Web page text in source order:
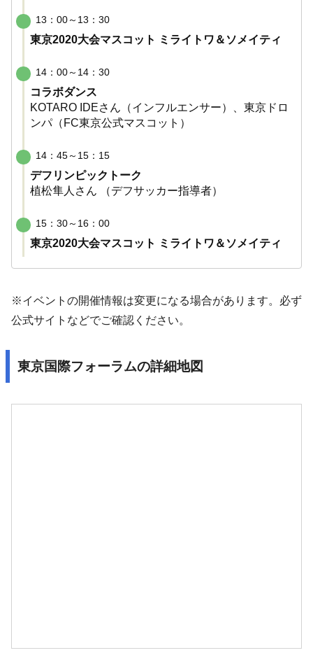
13：00～13：30
東京2020大会マスコット ミライトワ＆ソメイティ
14：00～14：30
コラボダンス
KOTARO IDEさん（インフルエンサー）、東京ドロ
ンパ（FC東京公式マスコット）
14：45～15：15
デフリンピックトーク
植松隼人さん （デフサッカー指導者）
15：30～16：00
東京2020大会マスコット ミライトワ＆ソメイティ
※イベントの開催情報は変更になる場合があります。必ず
公式サイトなどでご確認ください。
東京国際フォーラムの詳細地図